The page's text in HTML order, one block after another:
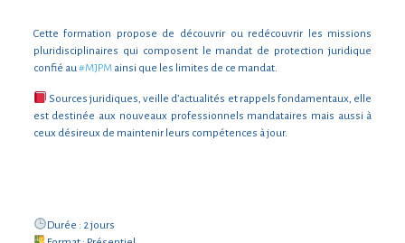
Cette formation propose de découvrir ou redécouvrir les missions
pluridisciplinaires qui composent le mandat de protection juridique
confié au#MJPMainsi que les limites de ce mandat.
Sources juridiques, veille d’actualités et rappels fondamentaux, elle
est destinée aux nouveaux professionnels mandataires mais aussi à
ceux désireux de maintenir leurs compétences à jour.
Durée : 2 jours